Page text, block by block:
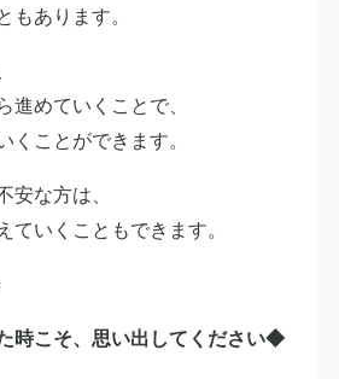
もあります。
進めていくことで、
くことができます。
安な方は、
ていくこともできます。
時こそ、思い出してください◆